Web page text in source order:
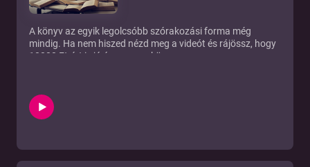
A könyv az egyik legolcsóbb szórakozási forma még
mindig. Ha nem hiszed nézd meg a videót és rájössz, hogy
10000 Ft-ért is jó áron van a könyv.
valakivel? Foglalj nálam időpontot:
https://publio.hu/hu_HU/konzultacio